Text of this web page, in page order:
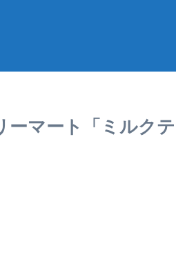
ーマート「ミルク